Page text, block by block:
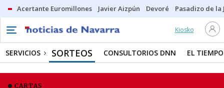
Acertante Euromillones Javier Aizpún Devoré Pasadizo de la
Kiosko
SERVICIOS SORTEOS CONSULTORIOS DNN EL TIEMPO
CARTAS